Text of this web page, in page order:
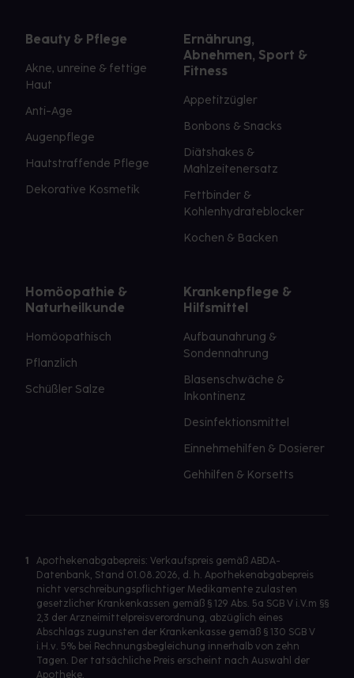
Beauty & Pflege
Akne, unreine & fettige
Haut
Anti-Age
Augenpflege
Hautstraffende Pflege
Dekorative Kosmetik
Ernährung,
Abnehmen, Sport &
Fitness
Appetitzügler
Bonbons & Snacks
Diätshakes &
Mahlzeitenersatz
Fettbinder &
Kohlenhydrateblocker
Kochen & Backen
Homöopathie &
Naturheilkunde
Homöopathisch
Pflanzlich
Schüßler Salze
Krankenpflege &
Hilfsmittel
Aufbaunahrung &
Sondennahrung
Blasenschwäche &
Inkontinenz
Desinfektionsmittel
Einnehmehilfen & Dosierer
Gehhilfen & Korsetts
1
Apothekenabgabepreis: Verkaufspreis gemäß ABDA-
Datenbank, Stand 01.08.2026, d. h. Apothekenabgabepreis
nicht verschreibungspflichtiger Medikamente zulasten
gesetzlicher Krankenkassen gemäß § 129 Abs. 5a SGB V i.V.m §§
2,3 der Arzneimittelpreisverordnung, abzüglich eines
Abschlags zugunsten der Krankenkasse gemäß § 130 SGB V
i.H.v. 5% bei Rechnungsbegleichung innerhalb von zehn
Tagen. Der tatsächliche Preis erscheint nach Auswahl der
Apotheke.